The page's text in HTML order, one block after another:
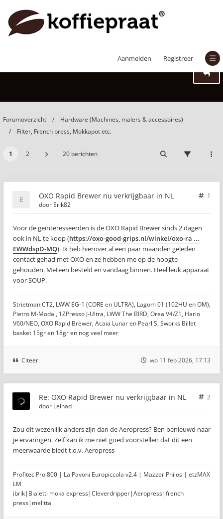
Aanmelden Registreer
OXO Rapid Brewer nu verkrijgbaar in NL
Forumoverzicht
Hardware (Machines, malers & accessoires)
Filter, French press, Mokkapot etc.
1 2 20 berichten
OXO Rapid Brewer nu verkrijgbaar in NL
1
door Erik82
Voor de geïnteresseerden is de OXO Rapid Brewer sinds 2 dagen
ook in NL te koop (https://oxo-good-grips.nl/winkel/oxo-ra ...
EWWdspD-MQ). Ik heb hierover al een paar maanden geleden
contact gehad met OXO en ze hebben me op de hoogte
gehouden. Meteen besteld en vandaag binnen. Heel leuk apparaat
voor SOUP.
Strietman CT2, LWW EG-1 (CORE en ULTRA), Lagom 01 (102HU en OM),
Pietro M-Modal, 1ZPresso J-Ultra, LWW The BIRD, Orea V4/Z1, Hario
V60/NEO, OXO Rapid Brewer, Acaia Lunar en Pearl S, Sworks Billet
basket 15gr en 18gr en nog veel meer
Citeer wo 11 feb 2026, 17:13
Re: OXO Rapid Brewer nu verkrijgbaar in NL
2
door Leinad
Zou dit wezenlijk anders zijn dan de Aeropress? Ben benieuwd naar
je ervaringen. Zelf kan ik me niet goed voorstellen dat dit een
meerwaarde biedt t.o.v. Aeropress
Profitec Pro 800 | La Pavoni Europiccola v2.4 | Mazzer Philos | etzMAX
LM
ibrik|Bialetti moka express|Cleverdripper|Aeropress|french
press|melitta